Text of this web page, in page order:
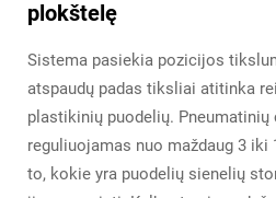
plokštelę
Sistema pasiekia pozicijos
atspaudų padas tiksliai atitinka
plastikinių puodelių.
reguliuojamas nuo maždaug 3 iki
to, kokie yra puodelių sienelių